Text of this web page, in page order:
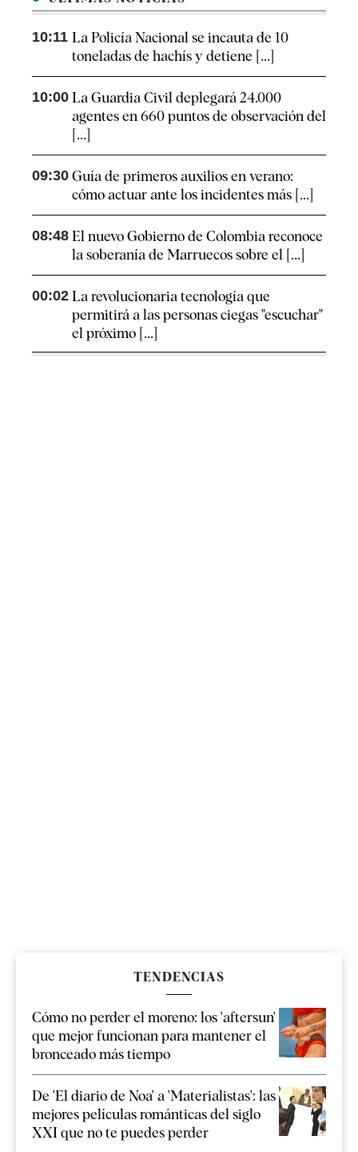
10:11 La Policía Nacional se incauta de 10
toneladas de hachís y detiene [...]
10:00 La Guardia Civil deplegará 24.000
agentes en 660 puntos de observación del
[...]
09:30 Guía de primeros auxilios en verano:
cómo actuar ante los incidentes más [...]
08:48 El nuevo Gobierno de Colombia reconoce
la soberanía de Marruecos sobre el [...]
00:02 La revolucionaria tecnología que
permitirá a las personas ciegas "escuchar"
el próximo [...]
TENDENCIAS
Cómo no perder el moreno: los 'aftersun'
que mejor funcionan para mantener el
bronceado más tiempo
De 'El diario de Noa' a 'Materialistas': las
mejores películas románticas del siglo
XXI que no te puedes perder